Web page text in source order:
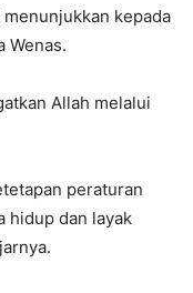
kepada
Wenas.
Allah melalui
peraturan
hidup dan layak